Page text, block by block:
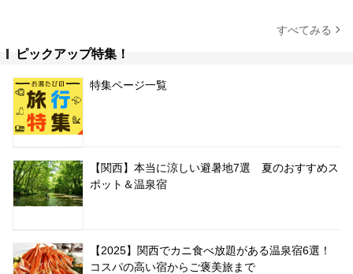
すべてみる
ピックアップ特集！
特集ページ一覧
【関西】本当に涼しい避暑地7選 夏のおすすめス
ポット＆温泉宿
【2025】関西でカニ食べ放題がある温泉宿6選！
コスパの高い宿からご褒美旅まで